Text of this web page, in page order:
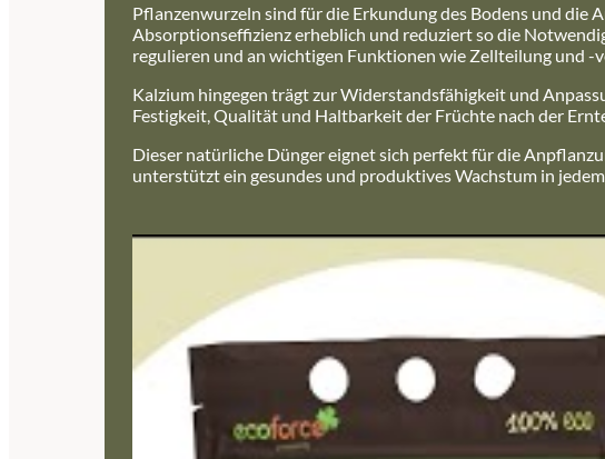
Pflanzenwurzeln sind für die Erkundung des Bodens und die
Absorptionseffizienz erheblich und reduziert so die
regulieren und an wichtigen Funktionen wie Zellteilung und
Kalzium hingegen trägt zur Widerstandsfähigkeit und
Festigkeit, Qualität und Haltbarkeit der Früchte nach der
Dieser natürliche Dünger eignet sich perfekt für die
unterstützt ein gesundes und produktives Wachstum in